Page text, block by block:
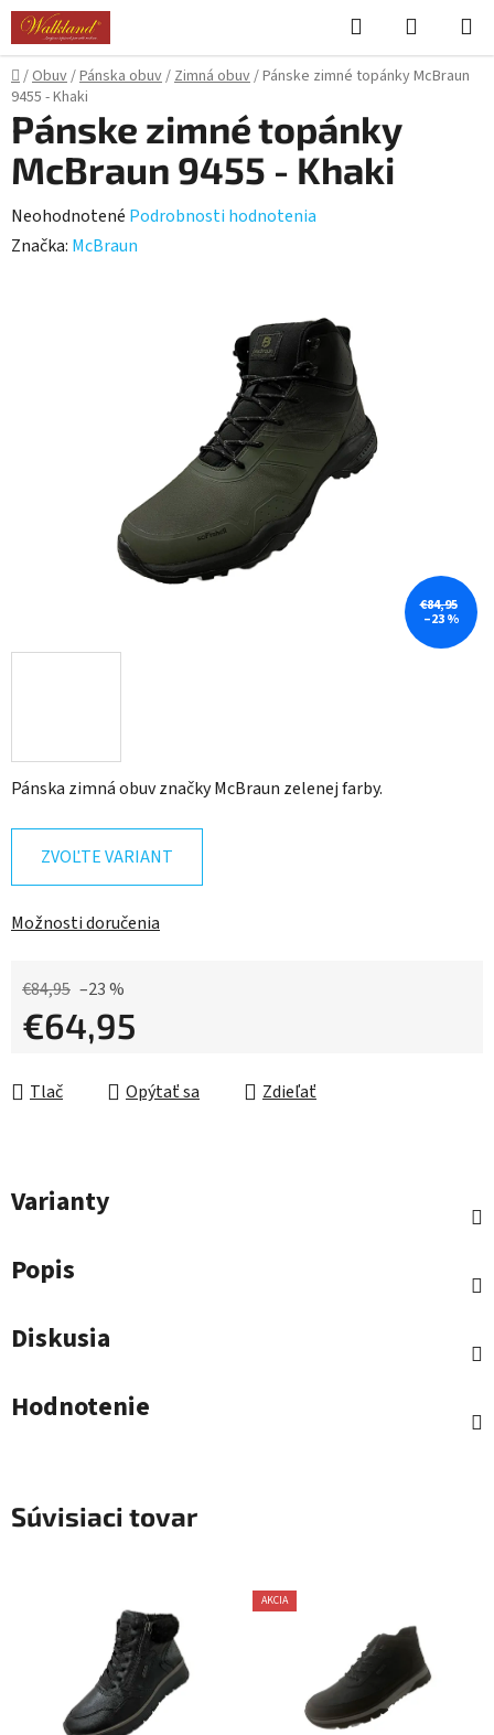
Prejsť
obsah
Hľadať
KOŠÍK
Domov
/Obuv/Pánska obuv/Zimná obuv/Pánske zimné topánky McBraun
9455 - Khaki
Pánska zimná obuv značky McBraun zelenej farby.
ZVOĽTE VARIANT
Možnosti doručenia
€84,95 –23 %
€64,95
Tlač
Opýtať sa Zdieľať
Pánske zimné topánky
McBraun 9455 - Khaki
Priemerné
hodnotenie
Neohodnotené Podrobnosti hodnotenia
Značka: McBraun
€84,95
–23 %
Varianty
Popis
Diskusia
Hodnotenie
Súvisiaci tovar
AKCIA